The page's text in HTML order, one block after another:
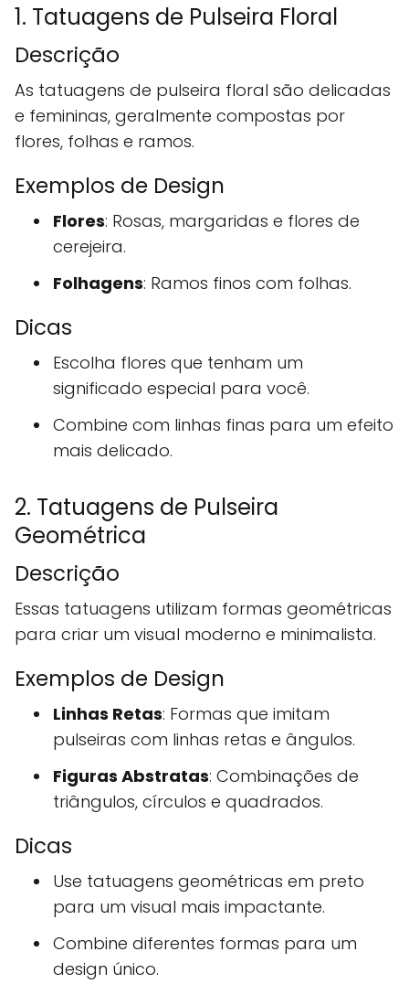
1. Tatuagens de Pulseira Floral
Descrição
As tatuagens de pulseira floral são delicadas
e femininas, geralmente compostas por
flores, folhas e ramos.
Exemplos de Design
Flores: Rosas, margaridas e flores de
cerejeira.
Folhagens: Ramos finos com folhas.
Dicas
Escolha flores que tenham um
significado especial para você.
Combine com linhas finas para um efeito
mais delicado.
2. Tatuagens de Pulseira
Geométrica
Descrição
Essas tatuagens utilizam formas geométricas
para criar um visual moderno e minimalista.
Exemplos de Design
Linhas Retas: Formas que imitam
pulseiras com linhas retas e ângulos.
Figuras Abstratas: Combinações de
triângulos, círculos e quadrados.
Dicas
Use tatuagens geométricas em preto
para um visual mais impactante.
Combine diferentes formas para um
design único.